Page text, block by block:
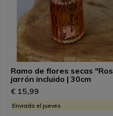
Ramo de flores secas
jarrón incluido | 30cm
€ 15,99
Enviado el jueves